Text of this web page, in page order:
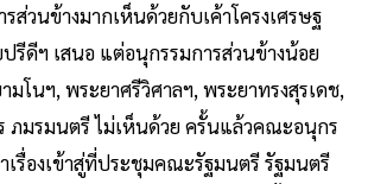
ส่วนข้างมากเห็นด้วยกับเค้าโครงเศรษฐ
รีดีฯ เสนอ แต่อนุกรรมการส่วนข้างน้อย
มโนฯ, พระยาศรีวิศาลฯ, พระยาทรงสุรเดช,
ภมรมนตรี ไม่เห็นด้วย ครั้นแล้วคณะอนุกร
เรื่องเข้าสู่ที่ประชุมคณะรัฐมนตรี รัฐมนตรี